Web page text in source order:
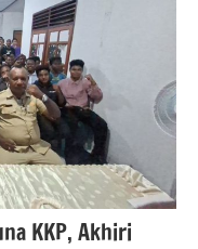
KKP, Akhiri